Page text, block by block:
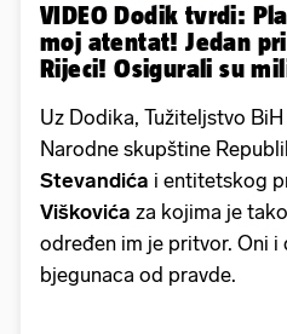
VIDEO Dodik tvrdi:
moj atentat! Jedan
Rijeci! Osigurali su
Uz Dodika, Tužiteljstvo
Narodne skupštine
Stevandića i entitetskog
Viškovića za kojima je
određen im je pritvor. Oni i
bjegunaca od pravde.